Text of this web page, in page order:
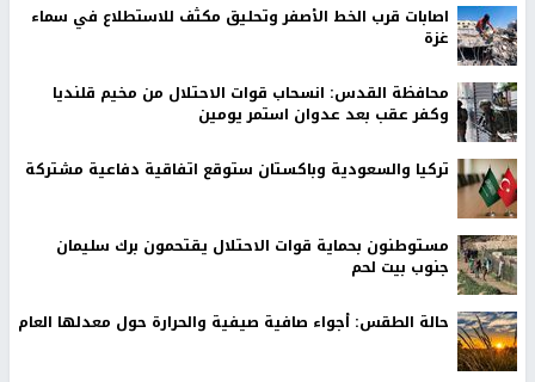
اصابات قرب الخط الأصفر وتحليق مكثف للاستطلاع في سماء
غزة
محافظة القدس: انسحاب قوات الاحتلال من مخيم قلنديا
وكفر عقب بعد عدوان استمر يومين
تركيا والسعودية وباكستان ستوقع اتفاقية دفاعية مشتركة
مستوطنون بحماية قوات الاحتلال يقتحمون برك سليمان
جنوب بيت لحم
حالة الطقس: أجواء صافية صيفية والحرارة حول معدلها العام